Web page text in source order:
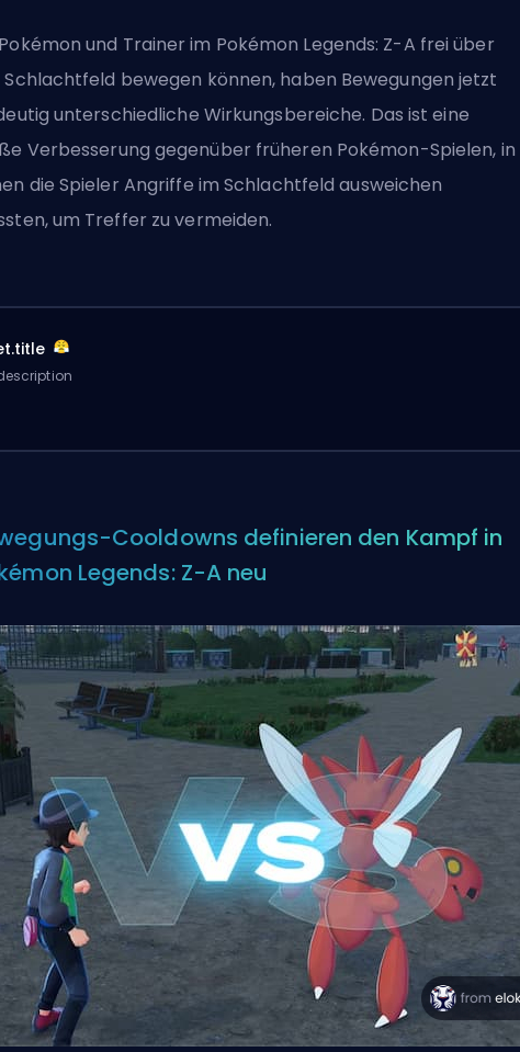
und Trainer im Pokémon Legends: Z-A frei über
Schlachtfeld bewegen können, haben Bewegungen jetzt
unterschiedliche Wirkungsbereiche. Das ist eine
Verbesserung gegenüber früheren Pokémon-Spielen, in
die Spieler Angriffe im Schlachtfeld ausweichen
um Treffer zu vermeiden.
Cooldowns definieren den Kampf in
Legends: Z-A neu